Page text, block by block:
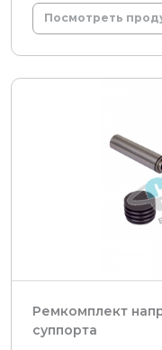
Посмотреть
Ремкомплект
суппорта